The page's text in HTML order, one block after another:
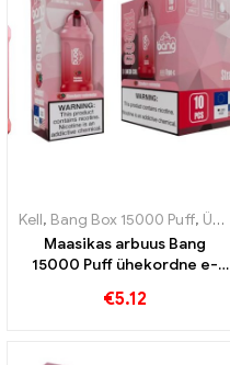
Kell, Bang Box 15000 Puff, Ühekordsed e-sigaretid Rootsi
Maasikas arbuus Bang
15000 Puff ühekordne e-
kombinatsioon maasikast ja
€5.12